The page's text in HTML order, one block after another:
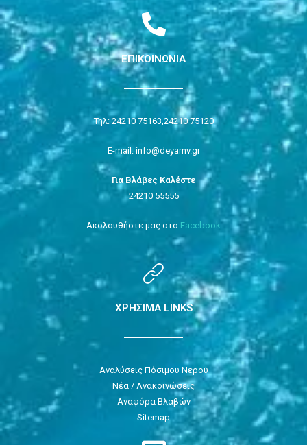
ΕΠΙΚΟΙΝΩΝΙΑ
Τηλ: 24210 75163, 24210 75120
E-mail: info@deyamv.gr
Για Βλάβες Καλέστε
24210 55555
Ακολουθήστε μας στο Facebook
ΧΡΗΣΙΜΑ LINKS
Αναλύσεις Πόσιμου Νερού
Νέα / Ανακοινώσεις
Αναφόρα Βλαβών
Sitemap